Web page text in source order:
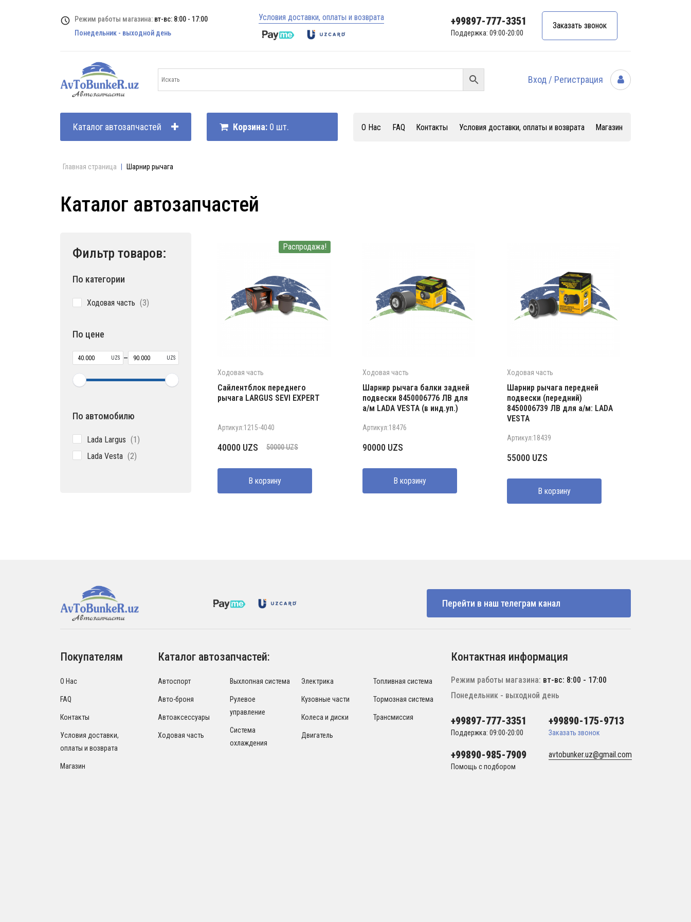
Режим работы магазина: вт-вс: 8:00 - 17:00
Понедельник - выходной день
Условия доставки, оплаты и возврата +99897-777-3351
Поддержка: 09:00-20:00
Заказать звонок
Вход / Регистрация
Каталог автозапчастей Корзина: 0 шт. О Нас FAQ Контакты Условия доставки, оплаты и возврата Магазин
Главная страница Шарнир рычага
Каталог автозапчастей
Фильтр товаров:
По категории
Ходовая часть 33
По цене
UZS – UZS
По автомобилю
Lada Largus 11
Lada Vesta 22
Распродажа!
Ходовая часть
Сайлентблок переднего
рычага LARGUS SEVI EXPERT
Артикул:1215-4040
50000UZS
Первоначальная
составляла
50000 UZS.
40000 UZS
Текущая
40000 UZS.
В корзину
Ходовая часть
Шарнир рычага балки задней
подвески 8450006776 ЛВ для
а/м LADA VESTA (в инд.уп.)
Артикул:18476
90000 UZS
В корзину
Ходовая часть
Шарнир рычага передней
подвески (передний)
8450006739 ЛВ для а/м: LADA
VESTA
Артикул:18439
55000 UZS
В корзину
Перейти в наш телеграм канал
Покупателям
О Нас
FAQ
Контакты
Условия доставки,
оплаты и возврата
Магазин
Каталог автозапчастей:
Автоспорт
Авто-броня
Автоаксессуары
Ходовая часть
Выхлопная система
Рулевое
управление
Система
охлаждения
Электрика
Кузовные части
Колеса и диски
Двигатель
Топливная система
Тормозная система
Трансмиссия
Контактная информация
Режим работы магазина: вт-вс: 8:00 - 17:00
Понедельник - выходной день
+99897-777-3351
Поддержка: 09:00-20:00
+99890-175-9713
Заказать звонок
+99890-985-7909
Помощь с подбором
avtobunker.uz@gmail.com